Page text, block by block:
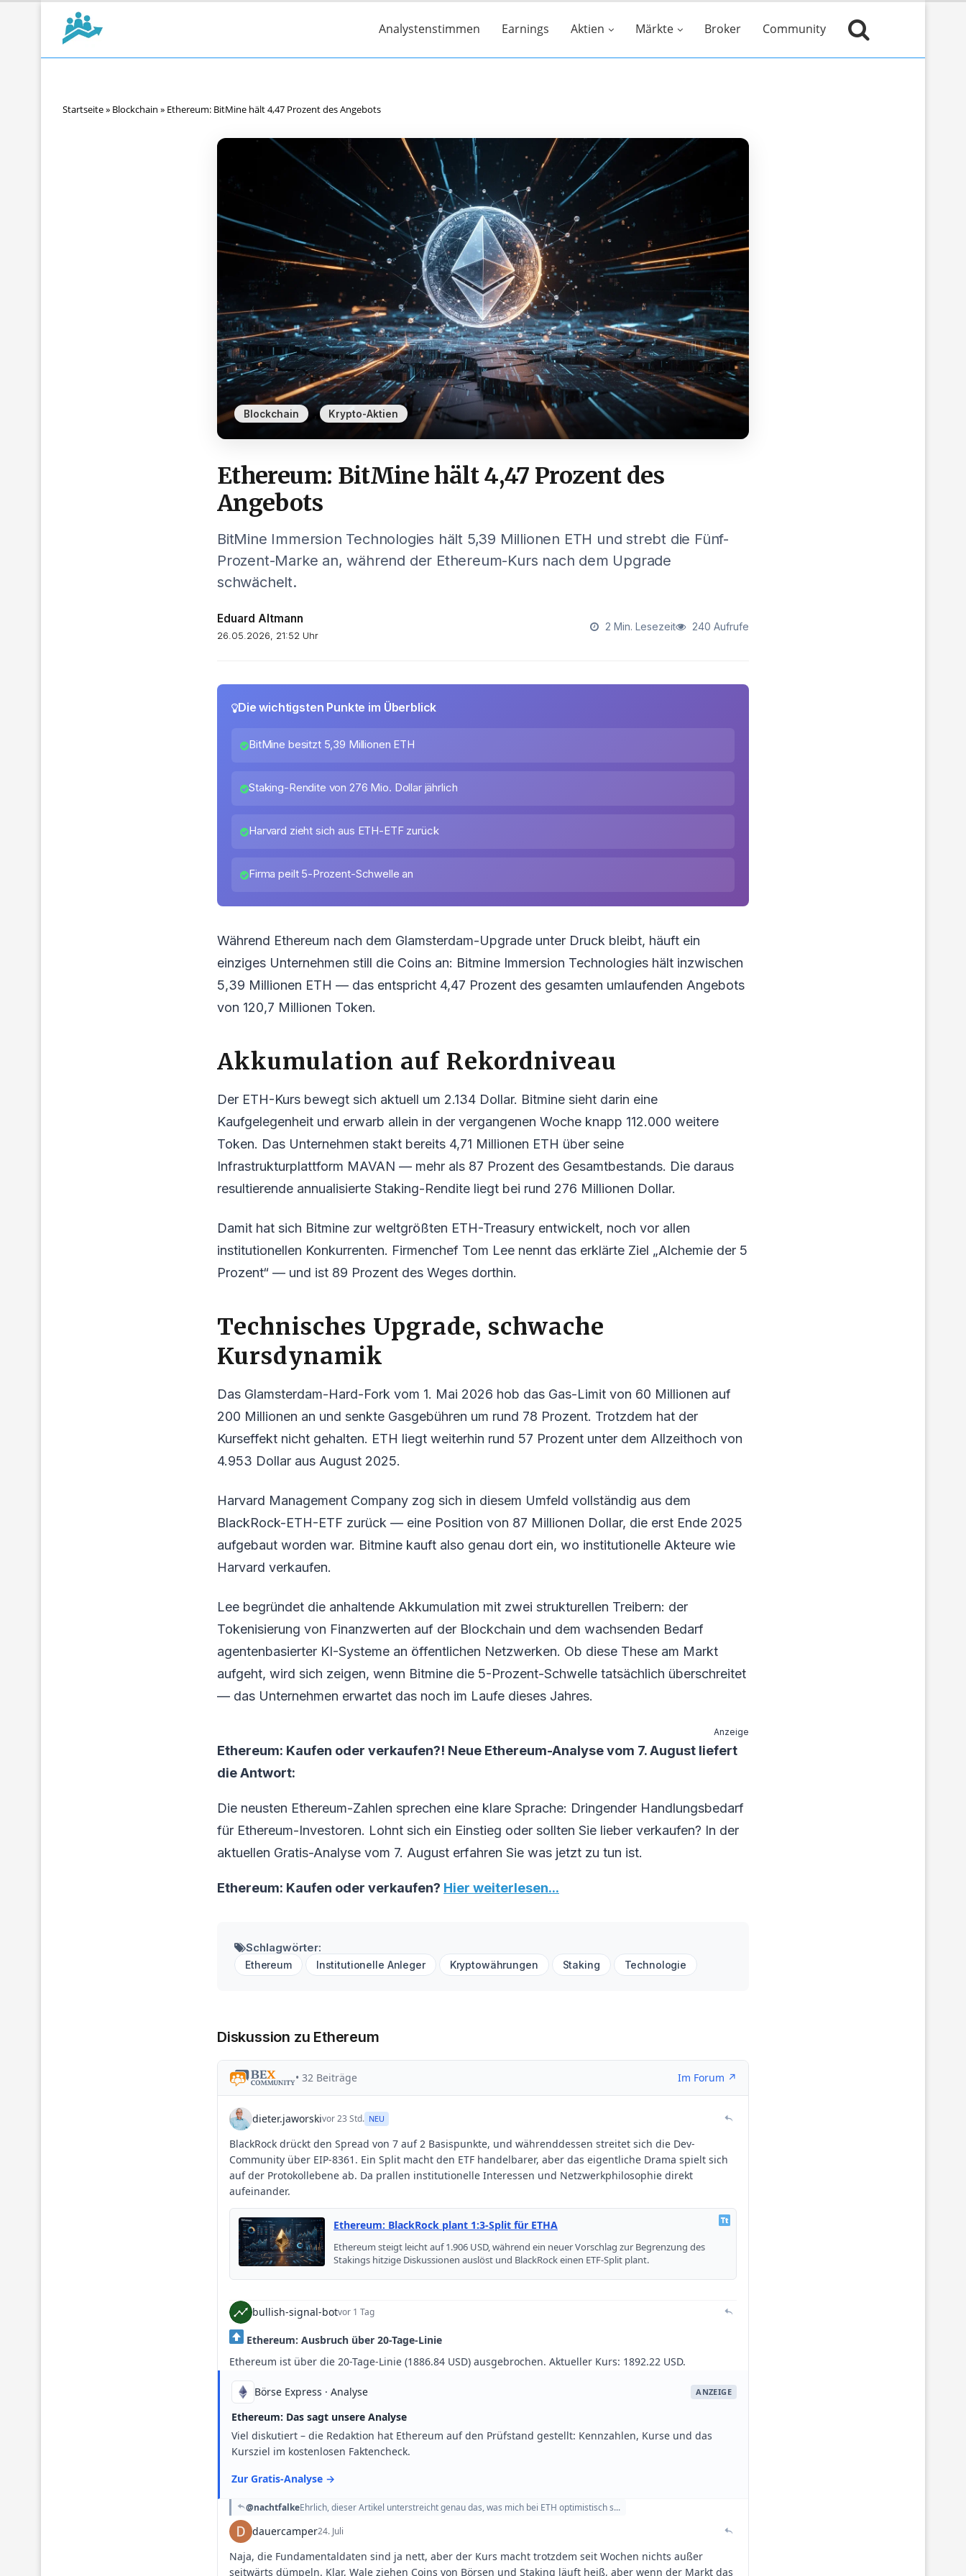
Analystenstimmen Earnings Aktien Märkte Broker Community
Startseite» Blockchain » Ethereum: BitMine hält 4,47 Prozent des Angebots
Blockchain , Krypto-Aktien
Ethereum: BitMine hält 4,47 Prozent des
Angebots
BitMine Immersion Technologies hält 5,39 Millionen ETH und strebt die Fünf-
Prozent-Marke an, während der Ethereum-Kurs nach dem Upgrade
schwächelt.
Eduard Altmann
26.05.2026, 21:52 Uhr
2 Min. Lesezeit 240 Aufrufe
Die wichtigsten Punkte im Überblick
BitMine besitzt 5,39 Millionen ETH
Staking-Rendite von 276 Mio. Dollar jährlich
Harvard zieht sich aus ETH-ETF zurück
Firma peilt 5-Prozent-Schwelle an
Während Ethereum nach dem Glamsterdam-Upgrade unter Druck bleibt, häuft ein
einziges Unternehmen still die Coins an: Bitmine Immersion Technologies hält inzwischen
5,39 Millionen ETH — das entspricht 4,47 Prozent des gesamten umlaufenden Angebots
von 120,7 Millionen Token.
Akkumulation auf Rekordniveau
Der ETH-Kurs bewegt sich aktuell um 2.134 Dollar. Bitmine sieht darin eine
Kaufgelegenheit und erwarb allein in der vergangenen Woche knapp 112.000 weitere
Token. Das Unternehmen stakt bereits 4,71 Millionen ETH über seine
Infrastrukturplattform MAVAN — mehr als 87 Prozent des Gesamtbestands. Die daraus
resultierende annualisierte Staking-Rendite liegt bei rund 276 Millionen Dollar.
Damit hat sich Bitmine zur weltgrößten ETH-Treasury entwickelt, noch vor allen
institutionellen Konkurrenten. Firmenchef Tom Lee nennt das erklärte Ziel „Alchemie der 5
Prozent“ — und ist 89 Prozent des Weges dorthin.
Technisches Upgrade, schwache
Kursdynamik
Das Glamsterdam-Hard-Fork vom 1. Mai 2026 hob das Gas-Limit von 60 Millionen auf
200 Millionen an und senkte Gasgebühren um rund 78 Prozent. Trotzdem hat der
Kurseffekt nicht gehalten. ETH liegt weiterhin rund 57 Prozent unter dem Allzeithoch von
4.953 Dollar aus August 2025.
Harvard Management Company zog sich in diesem Umfeld vollständig aus dem
BlackRock-ETH-ETF zurück — eine Position von 87 Millionen Dollar, die erst Ende 2025
aufgebaut worden war. Bitmine kauft also genau dort ein, wo institutionelle Akteure wie
Harvard verkaufen.
Lee begründet die anhaltende Akkumulation mit zwei strukturellen Treibern: der
Tokenisierung von Finanzwerten auf der Blockchain und dem wachsenden Bedarf
agentenbasierter KI-Systeme an öffentlichen Netzwerken. Ob diese These am Markt
aufgeht, wird sich zeigen, wenn Bitmine die 5-Prozent-Schwelle tatsächlich überschreitet
— das Unternehmen erwartet das noch im Laufe dieses Jahres.
Anzeige
Ethereum: Kaufen oder verkaufen?! Neue Ethereum-Analyse vom 7. August liefert
die Antwort:
Die neusten Ethereum-Zahlen sprechen eine klare Sprache: Dringender Handlungsbedarf
für Ethereum-Investoren. Lohnt sich ein Einstieg oder sollten Sie lieber verkaufen? In der
aktuellen Gratis-Analyse vom 7. August erfahren Sie was jetzt zu tun ist.
Ethereum: Kaufen oder verkaufen? Hier weiterlesen...
Schlagwörter:
Ethereum Institutionelle Anleger Kryptowährungen Staking Technologie
Diskussion zu Ethereum